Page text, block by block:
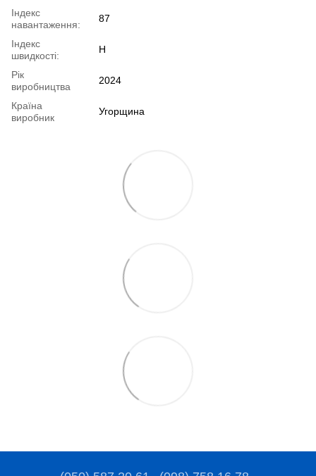
Індекс
навантаження:
87
Індекс
швидкості:
H
Рік
виробництва
2024
Країна
виробник
Угорщина